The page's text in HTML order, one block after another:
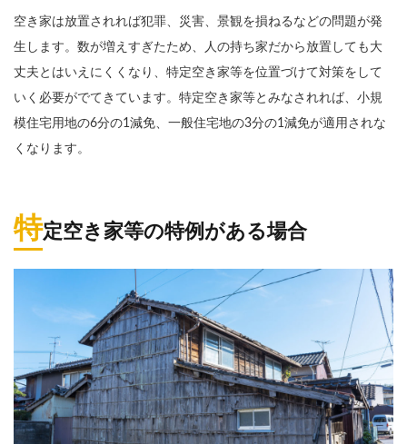
空き家は放置されれば犯罪、災害、景観を損ねるなどの問題が発
生します。数が増えすぎたため、人の持ち家だから放置しても大
丈夫とはいえにくくなり、特定空き家等を位置づけて対策をして
いく必要がでてきています。特定空き家等とみなされれば、小規
模住宅用地の6分の1減免、一般住宅地の3分の1減免が適用されな
くなります。
特定空き家等の特例がある場合